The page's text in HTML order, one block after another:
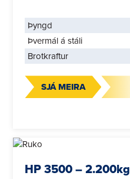
Þyngd
Þvermál á stáli
Brotkraftur
SJÁ MEIRA
HP 3500 – 2.200kg